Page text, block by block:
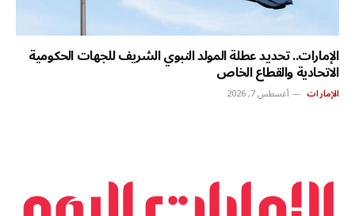
الإمارات.. تحديد عطلة المولد النبوي الشريف للجهات الحكومية
الاتحادية والقطاع الخاص
الإمارات أغسطس 7, 2026